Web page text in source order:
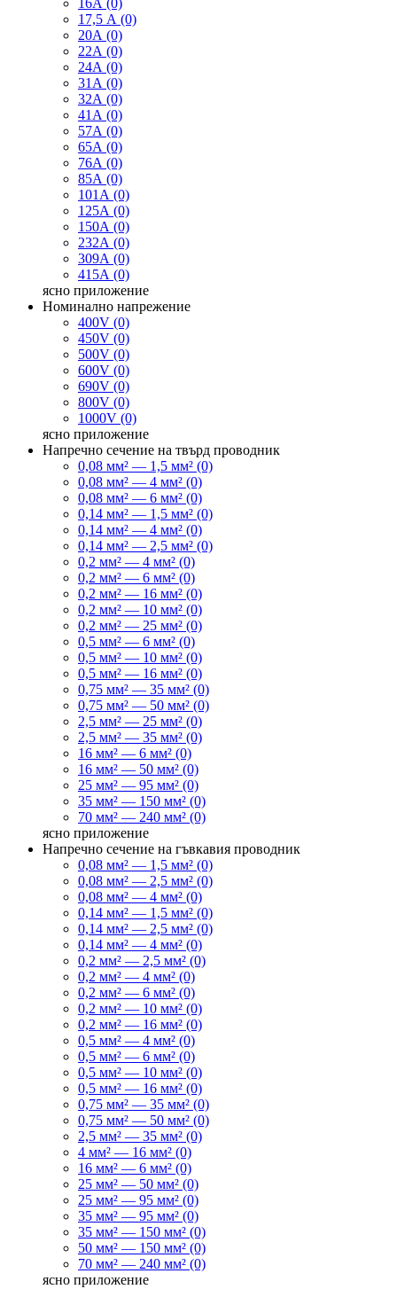
17,5 А (0)
20А (0)
22А (0)
24А (0)
31А (0)
32А (0)
41А (0)
57А (0)
65А (0)
76А (0)
85А (0)
101А (0)
125А (0)
150А (0)
232А (0)
309А (0)
415А (0)
ясно приложение
Номинално напрежение
400V (0)
450V (0)
500V (0)
600V (0)
690V (0)
800V (0)
1000V (0)
ясно приложение
Напречно сечение на твърд проводник
0,08 мм² — 1,5 мм² (0)
0,08 мм² — 4 мм² (0)
0,08 мм² — 6 мм² (0)
0,14 мм² — 1,5 мм² (0)
0,14 мм² — 4 мм² (0)
0,14 мм² — 2,5 мм² (0)
0,2 мм² — 4 мм² (0)
0,2 мм² — 6 мм² (0)
0,2 мм² — 16 мм² (0)
0,2 мм² — 10 мм² (0)
0,2 мм² — 25 мм² (0)
0,5 мм² — 6 мм² (0)
0,5 мм² — 10 мм² (0)
0,5 мм² — 16 мм² (0)
0,75 мм² — 35 мм² (0)
0,75 мм² — 50 мм² (0)
2,5 мм² — 25 мм² (0)
2,5 мм² — 35 мм² (0)
16 мм² — 6 мм² (0)
16 мм² — 50 мм² (0)
25 мм² — 95 мм² (0)
35 мм² — 150 мм² (0)
70 мм² — 240 мм² (0)
ясно приложение
Напречно сечение на гъвкавия проводник
0,08 мм² — 1,5 мм² (0)
0,08 мм² — 2,5 мм² (0)
0,08 мм² — 4 мм² (0)
0,14 мм² — 1,5 мм² (0)
0,14 мм² — 2,5 мм² (0)
0,14 мм² — 4 мм² (0)
0,2 мм² — 2,5 мм² (0)
0,2 мм² — 4 мм² (0)
0,2 мм² — 6 мм² (0)
0,2 мм² — 10 мм² (0)
0,2 мм² — 16 мм² (0)
0,5 мм² — 4 мм² (0)
0,5 мм² — 6 мм² (0)
0,5 мм² — 10 мм² (0)
0,5 мм² — 16 мм² (0)
0,75 мм² — 35 мм² (0)
0,75 мм² — 50 мм² (0)
2,5 мм² — 35 мм² (0)
4 мм² — 16 мм² (0)
16 мм² — 6 мм² (0)
25 мм² — 50 мм² (0)
25 мм² — 95 мм² (0)
35 мм² — 95 мм² (0)
35 мм² — 150 мм² (0)
50 мм² — 150 мм² (0)
70 мм² — 240 мм² (0)
ясно приложение